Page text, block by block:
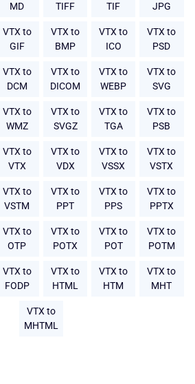
MD
TIFF
TIF
JPG
VTX to
GIF
VTX to
BMP
VTX to
ICO
VTX to
PSD
VTX to
DCM
VTX to
DICOM
VTX to
WEBP
VTX to
SVG
VTX to
WMZ
VTX to
SVGZ
VTX to
TGA
VTX to
PSB
VTX to
VTX
VTX to
VDX
VTX to
VSSX
VTX to
VSTX
VTX to
VSTM
VTX to
PPT
VTX to
PPS
VTX to
PPTX
VTX to
OTP
VTX to
POTX
VTX to
POT
VTX to
POTM
VTX to
FODP
VTX to
HTML
VTX to
HTM
VTX to
MHT
VTX to
MHTML